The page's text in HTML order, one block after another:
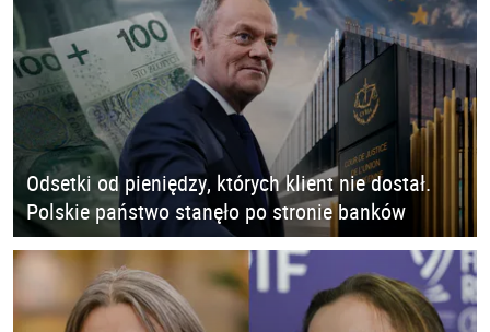
Odsetki od pieniędzy, których klient nie dostał.
Polskie państwo stanęło po stronie banków